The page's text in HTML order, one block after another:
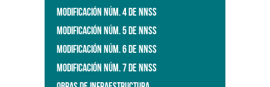
MODIFICACIÓN NÚM. 4 DE NNSS
MODIFICACIÓN NÚM. 5 DE NNSS
MODIFICACIÓN NÚM. 6 DE NNSS
MODIFICACIÓN NÚM. 7 DE NNSS